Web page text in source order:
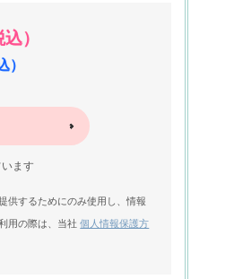
）
ます
供するためにのみ使用し、情報
用の際は、当社個人情報保護方